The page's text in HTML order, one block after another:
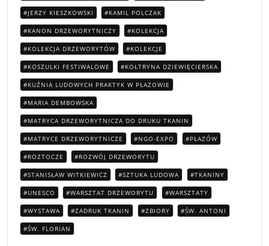
JERZY KIESZKOWSKI KAMIL POLCZAK
KANON DRZEWORYTNICZY KOLEKCJA
KOLEKCJA DRZEWORYTÓW KOLEKCJE
KOSZULKI FESTIWALOWE KOŁTRYNA DZIEWIĘCIERSKA
KUŹNIA LUDOWYCH PRAKTYK W PŁAZOWIE
MARIA DEMBOWSKA
MATRYCA DRZEWORYTNICZA DO DRUKU TKANIN
MATRYCE DRZEWORYTNICZE NGO-EXPO PŁAZÓW
ROZTOCZE ROZWÓJ DRZEWORYTU
STANISŁAW WITKIEWICZ SZTUKA LUDOWA TKANINY
UNESCO WARSZTAT DRZEWORYTU WARSZTATY
WYSTAWA ZADRUK TKANIN ZBIORY ŚW. ANTONI
ŚW. FLORIAN